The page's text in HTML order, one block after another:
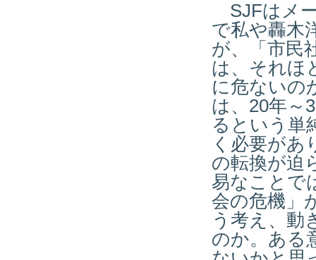
SJFはメ
で私や轟木
が、「市民
は、それほ
に危ないの
は、20年～
るという単
く必要があ
の転換が迫
易なことで
会の危機」
う考え、動
のか。ある